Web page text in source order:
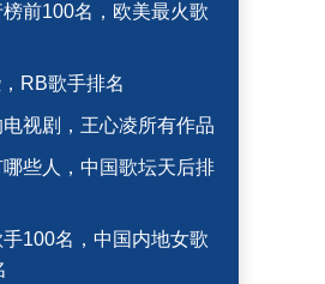
前100名，欧美最火歌
RB歌手排名
视剧，王心凌所有作品
些人，中国歌坛天后排
100名，中国内地女歌